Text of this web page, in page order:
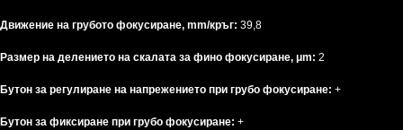
Движение на грубото фокусиране, mm/кръг: 39,8
Размер на делението на скалата за фино фокусиране, μm: 2
Бутон за регулиране на напрежението при грубо фокусиране: +
Бутон за фиксиране при грубо фокусиране: +